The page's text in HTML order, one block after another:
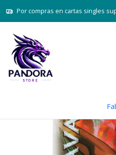
Por compras en cartas singles